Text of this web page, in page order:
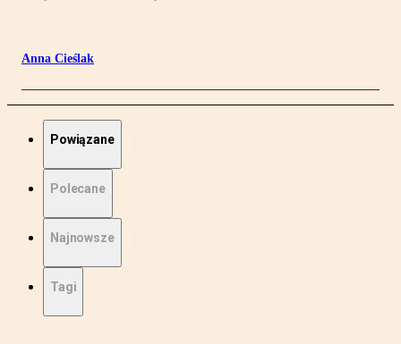
Anna Cieślak
Powiązane
Polecane
Najnowsze
Tagi